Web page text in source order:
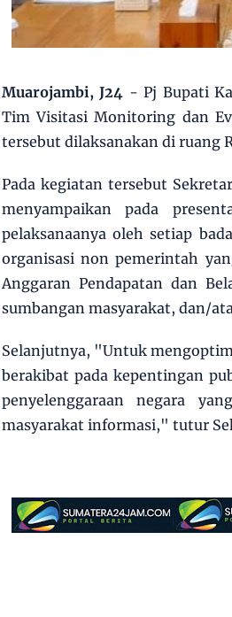
Muarojambi, J24 - Pj Bupati
Tim Visitasi Monitoring dan
tersebut dilaksanakan di ruang
Pada kegiatan tersebut
menyampaikan pada
pelaksanaanya oleh setiap
organisasi non pemerintah
Anggaran Pendapatan dan
sumbangan masyarakat, dan/
Selanjutnya, "Untuk
berakibat pada kepentingan
penyelenggaraan negara
masyarakat informasi," tutur